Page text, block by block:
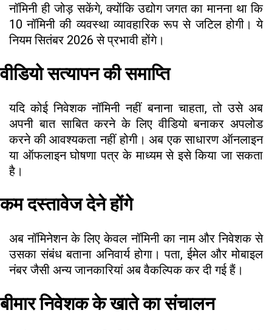
नॉमिनी ही जोड़ सकेंगे, क्योंकि उद्योग जगत का मानना था कि
10 नॉमिनी की व्यवस्था व्यावहारिक रूप से जटिल होगी। ये
नियम सितंबर 2026 से प्रभावी होंगे।
वीडियो सत्यापन की समाप्ति
यदि कोई निवेशक नॉमिनी नहीं बनाना चाहता, तो उसे अब
अपनी बात साबित करने के लिए वीडियो बनाकर अपलोड
करने की आवश्यकता नहीं होगी। अब एक साधारण ऑनलाइन
या ऑफलाइन घोषणा पत्र के माध्यम से इसे किया जा सकता
है।
कम दस्तावेज देने होंगे
अब नॉमिनेशन के लिए केवल नॉमिनी का नाम और निवेशक से
उसका संबंध बताना अनिवार्य होगा। पता, ईमेल और मोबाइल
नंबर जैसी अन्य जानकारियां अब वैकल्पिक कर दी गई हैं।
बीमार निवेशक के खाते का संचालन